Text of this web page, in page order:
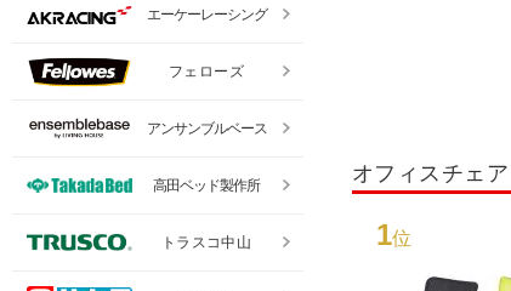
オフィスチェ
1位
エーケーレーシング
フェローズ
アンサンブルベース
高田ベッド製作所
トラスコ中山